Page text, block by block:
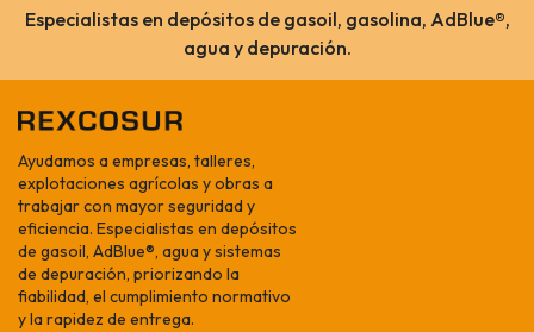
Especialistas en depósitos de gasoil, gasolina, AdBlue®,
agua y depuración.
Ayudamos a empresas, talleres,
explotaciones agrícolas y obras a
trabajar con mayor seguridad y
eficiencia. Especialistas en depósitos
de gasoil, AdBlue®, agua y sistemas
de depuración, priorizando la
fiabilidad, el cumplimiento normativo
y la rapidez de entrega.